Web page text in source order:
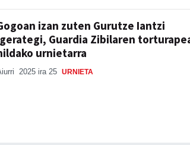
izan zuten Gurutze Iantzi
Guardia Zibilaren
urnietarra
2025 ira 25 URNIETA